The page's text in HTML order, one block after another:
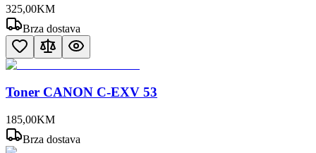
325,00KM
Brza dostava
Toner CANON C-EXV 53
185,00KM
Brza dostava